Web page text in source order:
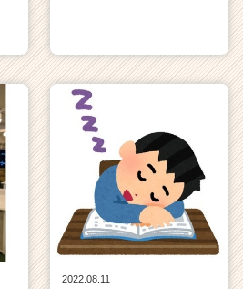
2022.08.11